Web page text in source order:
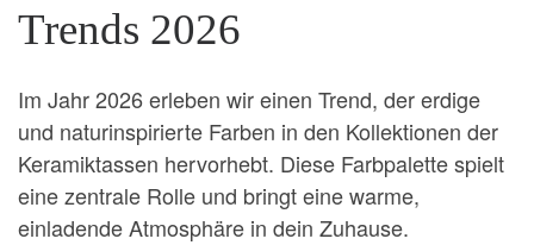
Trends 2026
Im Jahr 2026 erleben wir einen Trend, der erdige
und naturinspirierte Farben in den Kollektionen der
Keramiktassen hervorhebt. Diese Farbpalette spielt
eine zentrale Rolle und bringt eine warme,
einladende Atmosphäre in dein Zuhause.